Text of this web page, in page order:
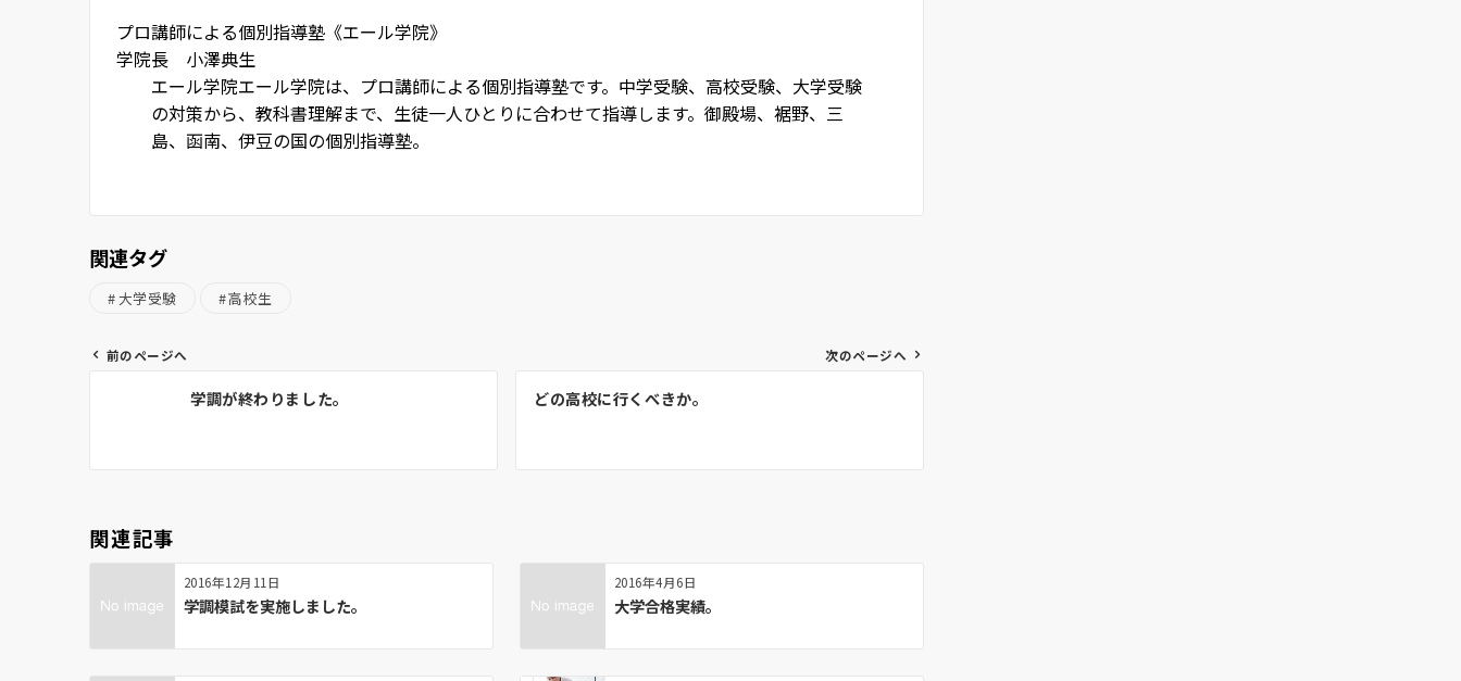
プロ講師による個別指導塾《エール学院》
学院長 小澤典生
エール学院エール学院は、プロ講師による個別指導塾です。中学受験、高校受験、大学受験
の対策から、教科書理解まで、生徒一人ひとりに合わせて指導します。御殿場、裾野、三
島、函南、伊豆の国の個別指導塾。
関連タグ
大学受験 高校生
ビ
シ
ン
前のページへ
学調が終わりました。
次のページへ
どの高校に行くべきか。
関連記事
2016年12月11日
学調模試を実施しました。
2016年4月6日
大学合格実績。